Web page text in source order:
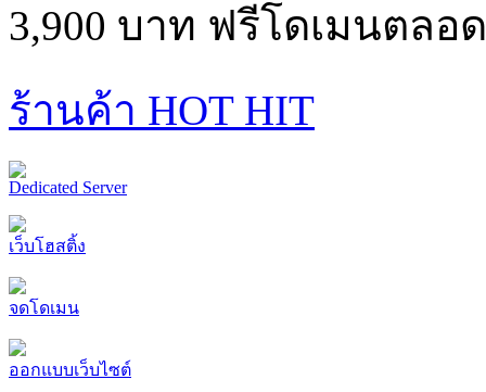
3,900 บาท ฟรีโดเมนตลอ
ร้านค้า HOT HIT
Dedicated Server
เว็บโฮสติ้ง
จดโดเมน
ออกแบบเว็บไซต์